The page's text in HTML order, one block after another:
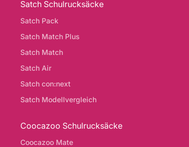
Satch Schulrucksäcke
Satch Pack
Satch Match Plus
Satch Match
Satch Air
Satch con:next
Satch Modellvergleich
Coocazoo Schulrucksäcke
Coocazoo Mate